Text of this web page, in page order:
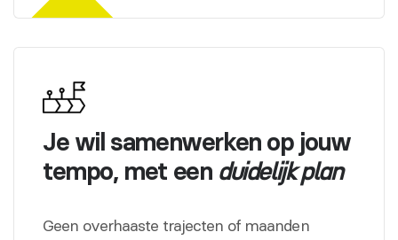
Je wil samenwerken op jouw
tempo, met een duidelijk plan
Geen overhaaste trajecten of maanden